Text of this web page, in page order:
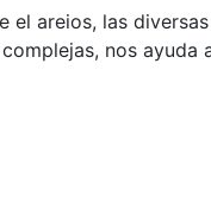
el areios, las
nos